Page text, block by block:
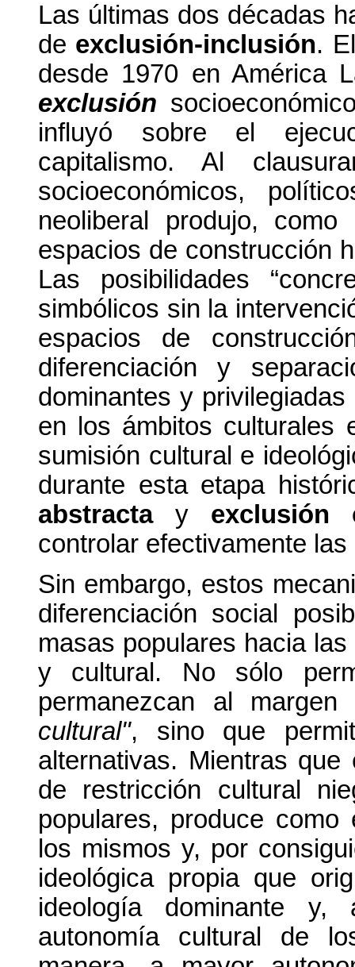
Las últimas dos décadas
de exclusión-inclusión.
desde 1970 en América
exclusión
influyó sobre el
capitalismo. Al
socioeconómicos,
neoliberal produjo,
espacios de construcción
Las posibilidades
simbólicos sin la
espacios de
diferenciación y
dominantes y
en los ámbitos culturales
sumisión cultural e
durante esta etapa
abstractay exclusión
controlar efectivamente
Sin embargo, estos
diferenciación social
masas populares hacia
y cultural. No sólo
permanezcan al
cultural", sino que
alternativas. Mientras
de restricción cultural
populares, produce
los mismos y, por
ideológica propia que
ideología dominante
autonomía cultural de